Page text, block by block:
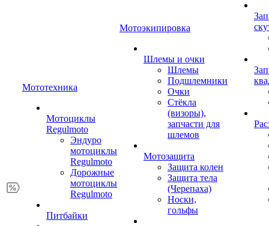
Мототехника
Мотоциклы
Regulmoto
Эндуро
мотоциклы
Regulmoto
Дорожные
мотоциклы
Regulmoto
Питбайки
Мотоэкипировка
Шлемы и очки
Шлемы
Подшлемники
Очки
Стёкла
(визоры),
запчасти для
шлемов
Мотозащита
Защита колен
Защита тела
(Черепаха)
Носки,
гольфы